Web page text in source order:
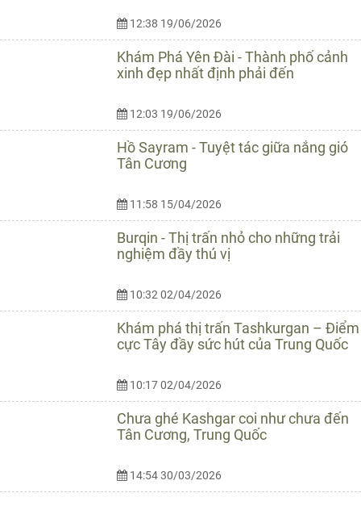
12:38 19/06/2026
Khám Phá Yên Đài - Thành phố cảnh
xinh đẹp nhất định phải đến
12:03 19/06/2026
Hồ Sayram - Tuyệt tác giữa nắng gió
Tân Cương
11:58 15/04/2026
Burqin - Thị trấn nhỏ cho những trải
nghiệm đầy thú vị
10:32 02/04/2026
Khám phá thị trấn Tashkurgan – Điểm
cực Tây đầy sức hút của Trung Quốc
10:17 02/04/2026
Chưa ghé Kashgar coi như chưa đến
Tân Cương, Trung Quốc
14:54 30/03/2026